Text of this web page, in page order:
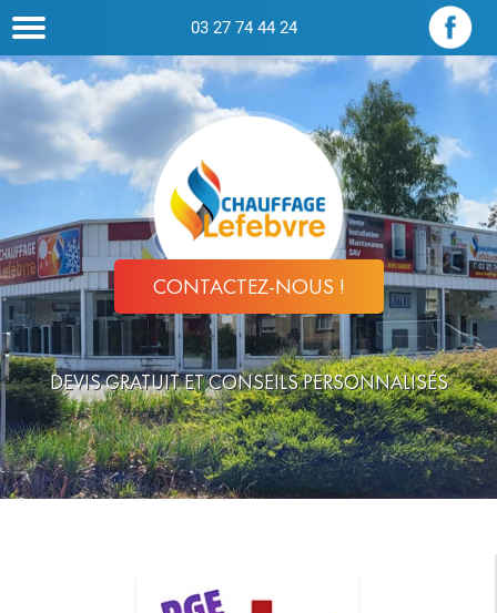
03 27 74 44 24
CONTACTEZ-NOUS !
DEVIS GRATUIT ET CONSEILS PERSONNALISÉS